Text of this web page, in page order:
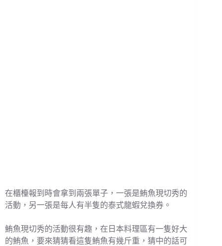
在櫃檯報到時會拿到兩張單子，一張是鮪魚現切秀的
活動，另一張是每人有半隻的泰式龍蝦兌換券。
鮪魚現切秀的活動很有趣，在日本料理區有一隻好大
的鮪魚，要來猜猜看這隻鮪魚有幾斤重，猜中的話可